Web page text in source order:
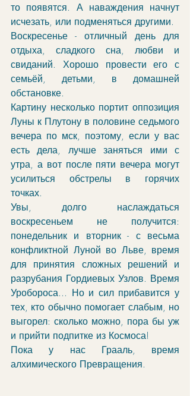
то появятся. А наваждения начнут
исчезать, или подменяться другими.
Воскресенье - отличный день для
отдыха, сладкого сна, любви и
свиданий. Хорошо провести его с
семьёй, детьми, в домашней
обстановке.
Картину несколько портит оппозиция
Луны к Плутону в половине седьмого
вечера по мск, поэтому, если у вас
есть дела, лучше заняться ими с
утра, а вот после пяти вечера могут
усилиться обстрелы в горячих
точках.
Увы, долго наслаждаться
воскресеньем не получится:
понедельник и вторник - с весьма
конфликтной Луной во Льве, время
для принятия сложных решений и
разрубания Гордиевых Узлов. Время
Уробороса... Но и сил прибавится у
тех, кто обычно помогает слабым, но
выгорел: сколько можно, пора бы уж
и прийти подпитке из Космоса!
Пока у нас Грааль, время
алхимического Превращения.